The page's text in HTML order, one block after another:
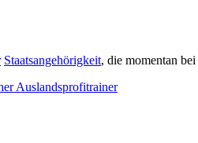
Staatsangehörigkeit, die momentan
Auslandsprofitrainer